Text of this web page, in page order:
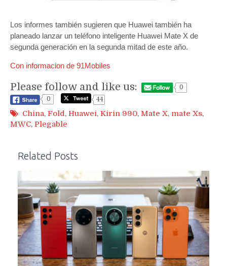
Los informes también sugieren que Huawei también ha
planeado lanzar un teléfono inteligente Huawei Mate X de
segunda generación en la segunda mitad de este año.
Con informacion de 91Mobiles
Please follow and like us:
0
0
44
China, Fold, Huawei, Kirin 990, Mate X, mate Xs,
MWC, Plegable
Related Posts